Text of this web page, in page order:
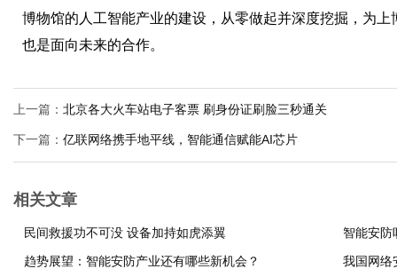
博物馆的人工智能产业的建设，从零做起并深度挖掘，为
也是面向未来的合作。
上一篇： 北京各大火车站电子客票 刷身份证刷脸三秒通关
下一篇： 亿联网络携手地平线，智能通信赋能AI芯片
相关文章
民间救援功不可没 设备加持如虎添翼
智能安防
趋势展望：智能安防产业还有哪些新机会？
我国网络